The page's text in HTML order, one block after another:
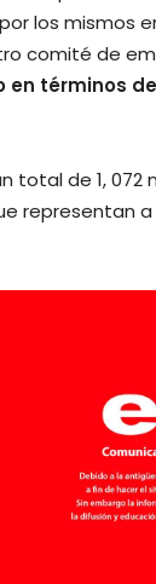
los mismos
comité de
en términos
total de 1, 072
representan